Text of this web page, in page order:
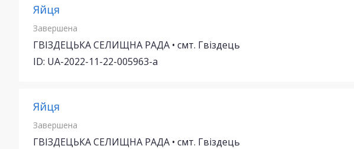
Яйця
Завершена
ГВІЗДЕЦЬКА СЕЛИЩНА РАДА • смт. Гвіздець
ID: UA-2022-11-22-005963-a
Яйця
Завершена
ГВІЗДЕЦЬКА СЕЛИЩНА РАДА • смт. Гвіздець